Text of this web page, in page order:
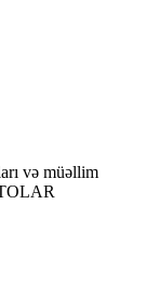
və müəllim